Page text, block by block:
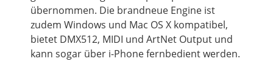
übernommen. Die brandneue Engine ist
zudem Windows und Mac OS X kompatibel,
bietet DMX512, MIDI und ArtNet Output und
kann sogar über i-Phone fernbedient werden.